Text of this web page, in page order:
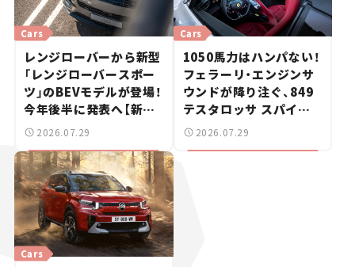
Cars
レンジローバーから新型
「レンジローバースポー
ツ」のBEVモデルが登場！
今年後半に発表へ【新車
ニュース】
2026.07.29
Cars
1050馬力はハンパない！
フェラーリ・エンジンサ
ウンドが降り注ぐ、849
テスタロッサ スパイダ
ーに試乗。
2026.07.29
Cars